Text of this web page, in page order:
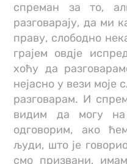
спреман за то,
разговарају, да ми
праву, слободно
грајем овдје
хоћу да
нејасно у вези моје
разговарам. И
видим да могу
одговорим, ако
људи, што је
смо призвани,